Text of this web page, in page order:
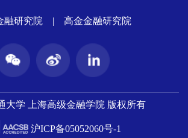
融研究院 | 高金金融研究院
大学 上海高级金融学院 版权所有
沪ICP备05052060号-1